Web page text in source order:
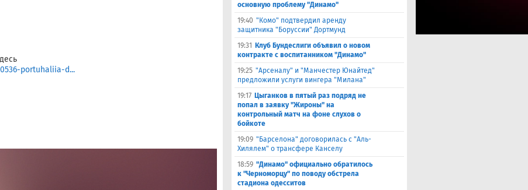
portuhaliia-d...
основную проблему "Динамо"
19:40 "Комо" подтвердил аренду
защитника "Боруссии" Дортмунд
19:31
Клуб Бундеслиги объявил о новом
контракте с воспитанником "Динамо"
19:25 "Арсеналу" и "Манчестер Юнайтед"
предложили услуги вингера "Милана"
19:17 Цыганков в пятый раз подряд не
попал в заявку "Жироны" на
контрольный матч на фоне слухов о
бойкоте
19:09 "Барселона" договорилась с "Аль-
Хилялем" о трансфере Канселу
18:59 "Динамо" официально обратилось
к "Черноморцу" по поводу обстрела
стадиона одесситов